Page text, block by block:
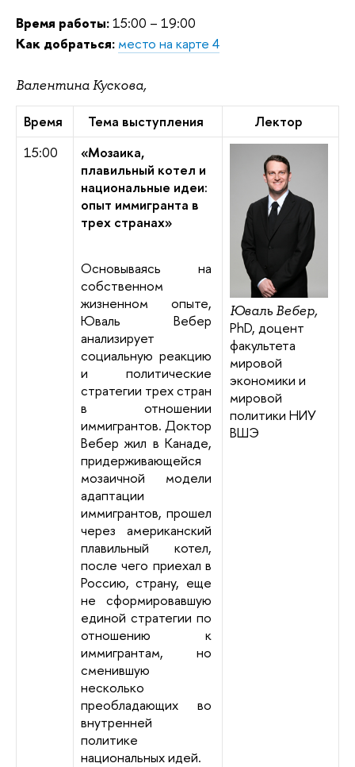
Время работы:15:00 – 19:00
Как добраться: место на карте 4
Валентина Кускова,
Время Тема выступления
Лектор
15:00
«Мозаика,
плавильный котел и
национальные идеи:
опыт иммигранта в
трех странах»
Основываясь на
собственном
жизненном опыте,
Юваль Вебер
анализирует
социальную реакцию
и политические
стратегии трех стран
в отношении
иммигрантов. Доктор
Вебер жил в Канаде,
придерживающейся
мозаичной модели
адаптации
иммигрантов, прошел
через американский
плавильный котел,
после чего приехал в
Россию, страну, еще
не сформировавшую
единой стратегии по
отношению к
иммигрантам, но
сменившую
несколько
преобладающих во
внутренней
политике
национальных идей.
Юваль Вебер,
PhD, доцент
факультета
мировой
экономики и
мировой
политики НИУ
ВШЭ